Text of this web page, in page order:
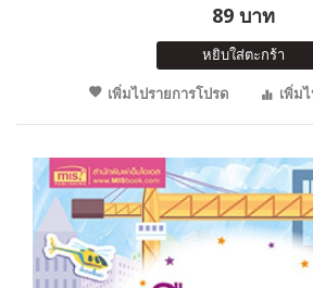
89 บาท
หยิบใส่ตะกร้า
เพิ่มไปรายการโปรด
เพิ่ม